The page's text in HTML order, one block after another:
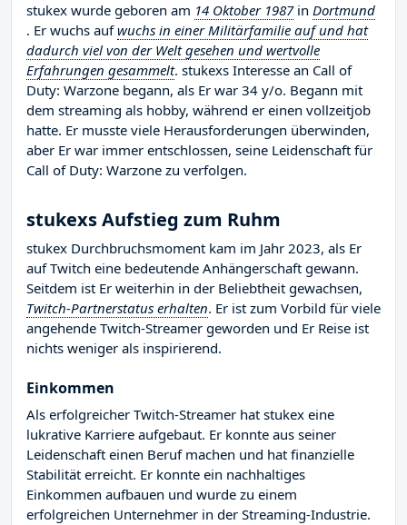
stukex wurde geboren am 14 Oktober 1987in Dortmund
. Er wuchs aufwuchs in einer Militärfamilie auf und hat
dadurch viel von der Welt gesehen und wertvolle
Erfahrungen gesammelt. stukexs Interesse an Call of
Duty: Warzone begann, als Er war 34 y/o. Begann mit
dem streaming als hobby, während er einen vollzeitjob
hatte. Er musste viele Herausforderungen überwinden,
aber Er war immer entschlossen, seine Leidenschaft für
Call of Duty: Warzone zu verfolgen.
stukexs Aufstieg zum Ruhm
stukex Durchbruchsmoment kam im Jahr 2023, als Er
auf Twitch eine bedeutende Anhängerschaft gewann.
Seitdem ist Er weiterhin in der Beliebtheit gewachsen,
Twitch-Partnerstatus erhalten. Er ist zum Vorbild für viele
angehende Twitch-Streamer geworden und Er Reise ist
nichts weniger als inspirierend.
Einkommen
Als erfolgreicher Twitch-Streamer hat stukex eine
lukrative Karriere aufgebaut. Er konnte aus seiner
Leidenschaft einen Beruf machen und hat finanzielle
Stabilität erreicht. Er konnte ein nachhaltiges
Einkommen aufbauen und wurde zu einem
erfolgreichen Unternehmer in der Streaming-Industrie.